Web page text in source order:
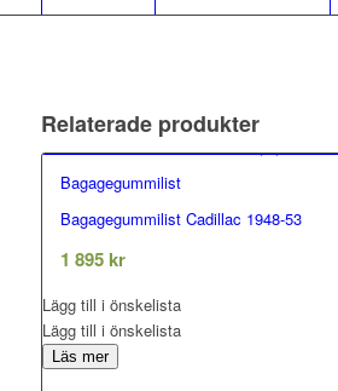
Relaterade produkter
Bagagegummilist
Bagagegummilist Cadillac 1948-53
1 895 kr
Lägg till i önskelista
Lägg till i önskelista
Läs mer